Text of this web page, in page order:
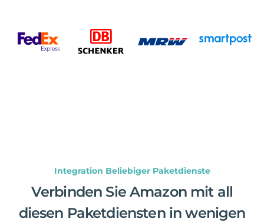
Integration Beliebiger Paketdienste
Verbinden Sie Amazon mit all
diesen Paketdiensten in wenigen